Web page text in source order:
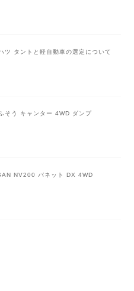
タントと軽自動車の選定について
そう キャンター 4WD ダンプ
NV200 バネット DX 4WD